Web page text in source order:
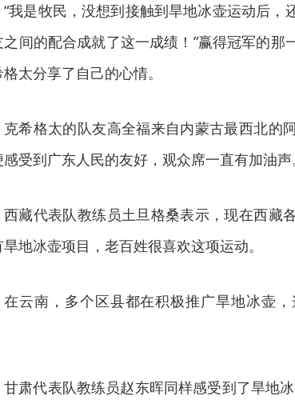
“我是牧民，没想到接触到旱地冰壶运动后，
之间的配合成就了这一成绩！”赢得冠军的那
太分享了自己的心情。
克希格太的队友高全福来自内蒙古最西北的
受到广东人民的友好，观众席一直有加油声
西藏代表队教练员土旦格桑表示，现在西藏
地冰壶项目，老百姓很喜欢这项运动。
在云南，多个区县都在积极推广旱地冰壶
甘肃代表队教练员赵东晖同样感受到了旱地